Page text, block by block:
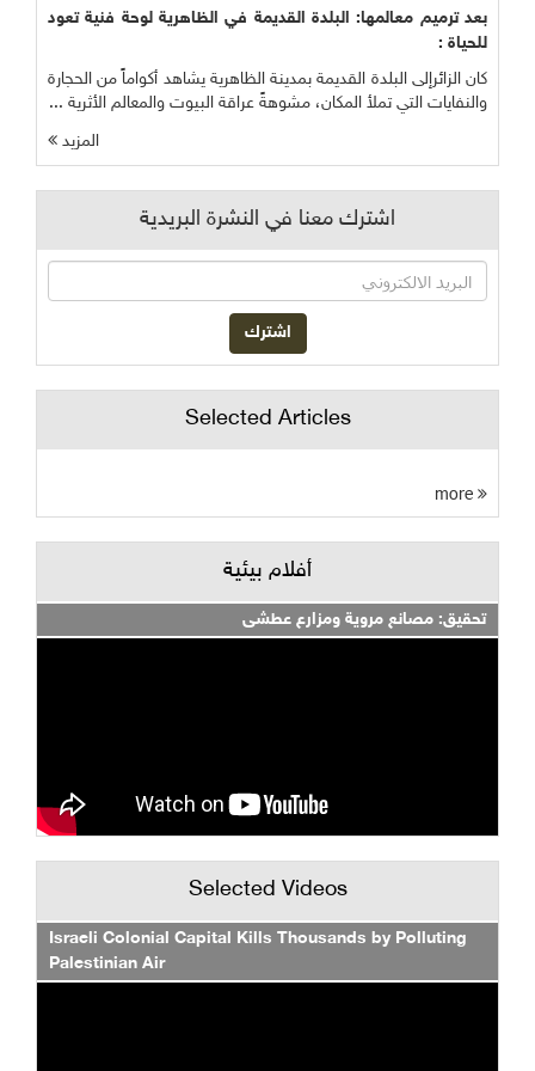
بعد ترميم معالمها: البلدة القديمة في الظاهرية لوحة فنية تعود
للحياة :
كان الزائرإلى البلدة القديمة بمدينة الظاهرية يشاهد أكواماً من الحجارة
والنفايات التي تملأ المكان، مشوهةً عراقة البيوت والمعالم الأثرية ...
المزيد
اشترك معنا في النشرة البريدية
Selected Articles
أفلام بيئية
تحقيق: مصانع مروية ومزارع عطشى
Selected Videos
Israeli Colonial Capital Kills Thousands by Polluting
Palestinian Air